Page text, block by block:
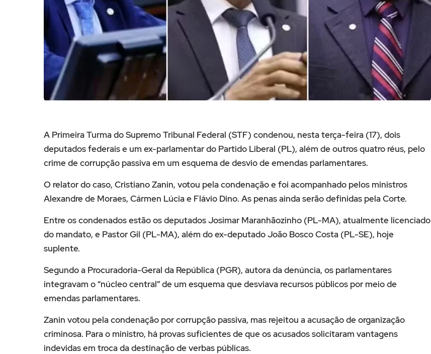
A Primeira Turma doSupremo Tribunal Federal (STF) condenou, nesta terça-feira (17), dois
deputados federais e um ex-parlamentar do Partido Liberal (PL), além de outros quatro réus, pelo
crime de corrupção passiva em um esquema de desvio de emendas parlamentares.
O relator do caso, Cristiano Zanin, votou pela condenação e foi acompanhado pelos ministros
Alexandre de Moraes, Cármen Lúcia e Flávio Dino. As penas ainda serão definidas pela Corte.
Entre os condenados estão os deputadosJosimar Maranhãozinho (PL-MA), atualmente licenciado
do mandato, e Pastor Gil (PL-MA), além do ex-deputadoJoão Bosco Costa (PL-SE), hoje
suplente.
Segundo a Procuradoria-Geral da República (PGR), autora da denúncia, os parlamentares
integravam o “núcleo central” de um esquema que desviava recursos públicos por meio de
emendas parlamentares.
Zanin votou pela condenação por corrupção passiva, mas rejeitou a acusação de organização
criminosa. Para o ministro, há provas suficientes de que os acusados solicitaram vantagens
indevidas em troca da destinação de verbas públicas.